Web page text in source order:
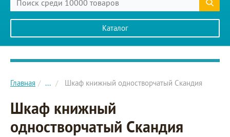
Каталог
Главное меню сайта
Главная ... Шкаф книжный одностворчатый Скандия
Шкаф книжный
одностворчатый Скандия